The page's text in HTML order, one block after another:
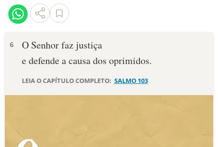
VERSÍCULOS
PALAVRA DO DIA
DEVOCIONAL DIÁRIO
10 MANDAMENTOS
6
O Senhor faz justiça
e defende a causa dos oprimidos.
LEIA O CAPÍTULO COMPLETO: SALMO 103